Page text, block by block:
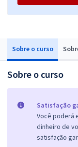
Sobre o curso
Sobre o curso
Satisfação
Você poderá
dinheiro de
satisfação